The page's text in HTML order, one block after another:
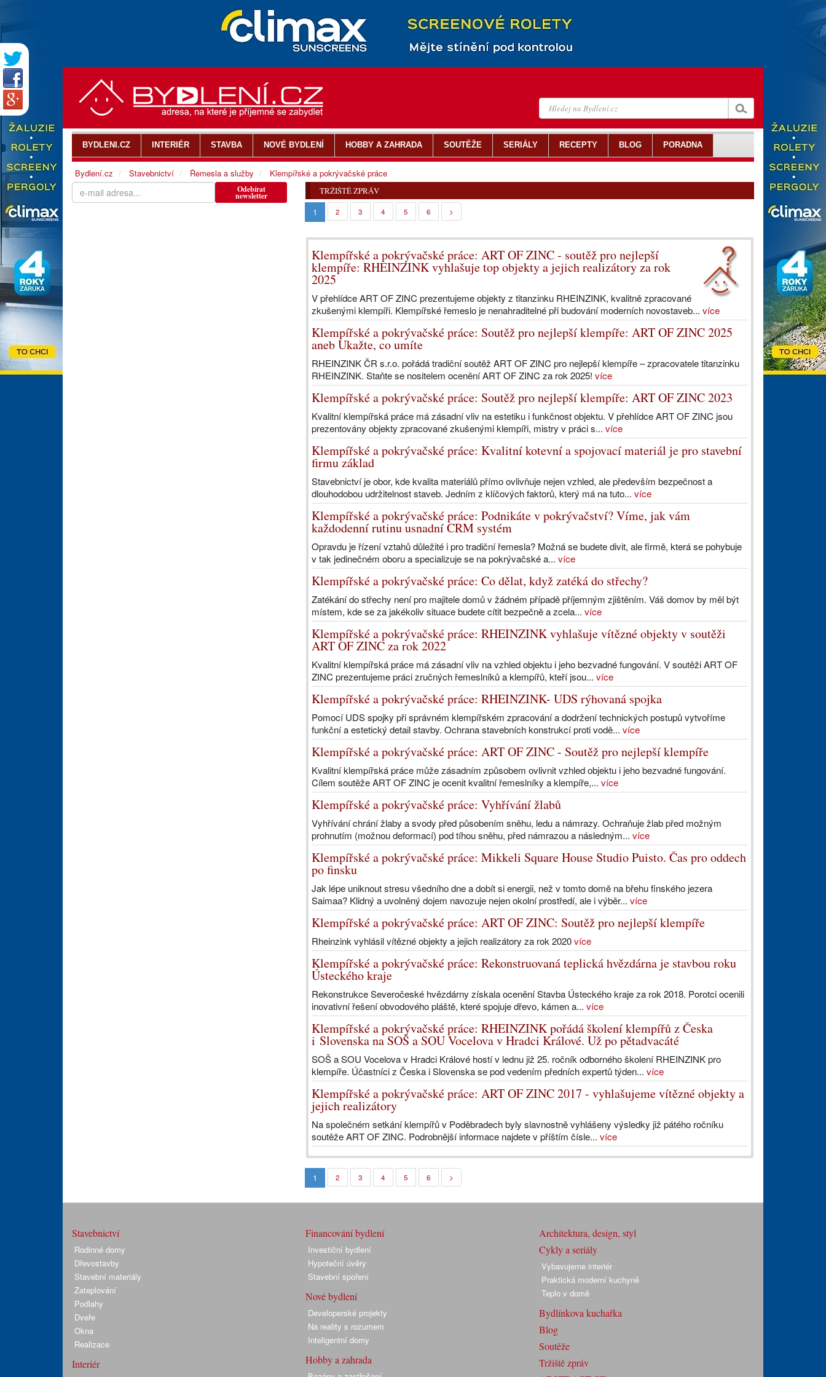
TRŽIŠTĚ ZPRÁV
1 2 3 4 5 6 >
Klempířské a pokrývačské práce: ART OF ZINC - soutěž pro nejlepší
klempíře: RHEINZINK vyhlašuje top objekty a jejich realizátory za rok
2025
V přehlídce ART OF ZINC prezentujeme objekty z titanzinku RHEINZINK, kvalitně zpracované
zkušenými klempíři. Klempířské řemeslo je nenahraditelné při budování moderních novostaveb... více
Klempířské a pokrývačské práce: Soutěž pro nejlepší klempíře: ART OF ZINC 2025
aneb Ukažte, co umíte
RHEINZINK ČR s.r.o. pořádá tradiční soutěž ART OF ZINC pro nejlepší klempíře – zpracovatele titanzinku
RHEINZINK. Staňte se nositelem ocenění ART OF ZINC za rok 2025! více
Klempířské a pokrývačské práce: Soutěž pro nejlepší klempíře: ART OF ZINC 2023
Kvalitní klempířská práce má zásadní vliv na estetiku i funkčnost objektu. V přehlídce ART OF ZINC jsou
prezentovány objekty zpracované zkušenými klempíři, mistry v práci s... více
Klempířské a pokrývačské práce: Kvalitní kotevní a spojovací materiál je pro stavební
firmu základ
Stavebnictví je obor, kde kvalita materiálů přímo ovlivňuje nejen vzhled, ale především bezpečnost a
dlouhodobou udržitelnost staveb. Jedním z klíčových faktorů, který má na tuto... více
Klempířské a pokrývačské práce: Podnikáte v pokrývačství? Víme, jak vám
každodenní rutinu usnadní CRM systém
Opravdu je řízení vztahů důležité i pro tradiční řemesla? Možná se budete divit, ale firmě, která se pohybuje
v tak jedinečném oboru a specializuje se na pokrývačské a... více
Klempířské a pokrývačské práce: Co dělat, když zatéká do střechy?
Zatékání do střechy není pro majitele domů v žádném případě příjemným zjištěním. Váš domov by měl být
místem, kde se za jakékoliv situace budete cítit bezpečně a zcela... více
Klempířské a pokrývačské práce: RHEINZINK vyhlašuje vítězné objekty v soutěži
ART OF ZINC za rok 2022
Kvalitní klempířská práce má zásadní vliv na vzhled objektu i jeho bezvadné fungování. V soutěži ART OF
ZINC prezentujeme práci zručných řemeslníků a klempířů, kteří jsou... více
Klempířské a pokrývačské práce: RHEINZINK- UDS rýhovaná spojka
Pomocí UDS spojky při správném klempířském zpracování a dodržení technických postupů vytvoříme
funkční a estetický detail stavby. Ochrana stavebních konstrukcí proti vodě... více
Klempířské a pokrývačské práce: ART OF ZINC - Soutěž pro nejlepší klempíře
Kvalitní klempířská práce může zásadním způsobem ovlivnit vzhled objektu i jeho bezvadné fungování.
Cílem soutěže ART OF ZINC je ocenit kvalitní řemeslníky a klempíře,... více
Klempířské a pokrývačské práce: Vyhřívání žlabů
Vyhřívání chrání žlaby a svody před působením sněhu, ledu a námrazy. Ochraňuje žlab před možným
prohnutím (možnou deformací) pod tíhou sněhu, před námrazou a následným... více
Klempířské a pokrývačské práce: Mikkeli Square House Studio Puisto. Čas pro oddech
po finsku
Jak lépe uniknout stresu všedního dne a dobít si energii, než v tomto domě na břehu finského jezera
Saimaa? Klidný a uvolněný dojem navozuje nejen okolní prostředí, ale i výběr... více
Klempířské a pokrývačské práce: ART OF ZINC: Soutěž pro nejlepší klempíře
Rheinzink vyhlásil vítězné objekty a jejich realizátory za rok 2020více
Klempířské a pokrývačské práce: Rekonstruovaná teplická hvězdárna je stavbou roku
Ústeckého kraje
Rekonstrukce Severočeské hvězdárny získala ocenění Stavba Ústeckého kraje za rok 2018. Porotci ocenili
inovativní řešení obvodového pláště, které spojuje dřevo, kámen a... více
Klempířské a pokrývačské práce: RHEINZINK pořádá školení klempířů z Česka
i Slovenska na SOŠ a SOU Vocelova v Hradci Králové. Už po pětadvacáté
SOŠ a SOU Vocelova v Hradci Králové hostí v lednu již 25. ročník odborného školení RHEINZINK pro
klempíře. Účastníci z Česka i Slovenska se pod vedením předních expertů týden... více
Klempířské a pokrývačské práce: ART OF ZINC 2017 - vyhlašujeme vítězné objekty a
jejich realizátory
Na společném setkání klempířů v Poděbradech byly slavnostně vyhlášeny výsledky již pátého ročníku
soutěže ART OF ZINC. Podrobnější informace najdete v příštím čísle... více
1 2 3 4 5 6 >
Odebírat
newsletter
BYDLENI.CZ INTERIÉR STAVBA NOVÉ BYDLENÍ HOBBY A ZAHRADA SOUTĚŽE SERIÁLY RECEPTY BLOG PORADNA
Bydlení.cz Stavebnictví Řemesla a služby Klempířské a pokrývačské práce
Stavebnictví
Rodinné domy
Dřevostavby
Stavební materiály
Zateplování
Podlahy
Dveře
Okna
Realizace
Interiér
Financování bydlení
Investiční bydlení
Hypoteční úvěry
Stavební spoření
Nové bydlení
Developerské projekty
Na reality s rozumem
Inteligentní domy
Hobby a zahrada
Architektura, design, styl
Cykly a seriály
Vybavujeme interiér
Praktická moderní kuchyně
Teplo v domě
Bydlínkova kuchařka
Blog
Soutěže
Tržiště zpráv